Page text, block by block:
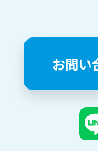
お問い